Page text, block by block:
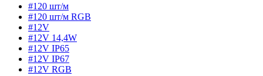
#120 шт/м
#120 шт/м RGB
#12V
#12V 14,4W
#12V IP65
#12V IP67
#12V RGB